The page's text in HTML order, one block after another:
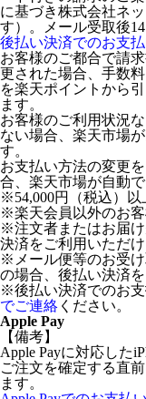
に基づき株式会社ネ
す）。メール受取後
後払い決済でのお支
お客様のご都合で請
更された場合、手数
を楽天ポイントから
ます。
お客様のご利用状況
ない場合、楽天市場
す。
お支払い方法の変更
合、楽天市場が自動
※54,000円（税込）以
※楽天会員以外のお客
※注文者またはお届
決済をご利用いただけ
※メール便等のお受
の場合、後払い決済
※後払い決済でのお
でご連絡 ください。
Apple Pay
【備考】
Apple Payに対応した
ご注文を確定する直
ます。